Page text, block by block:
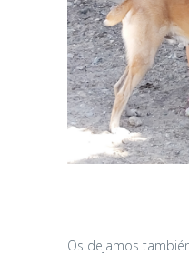
Os dejamos